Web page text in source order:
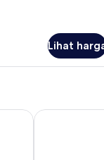
Lihat
Hotel Royal